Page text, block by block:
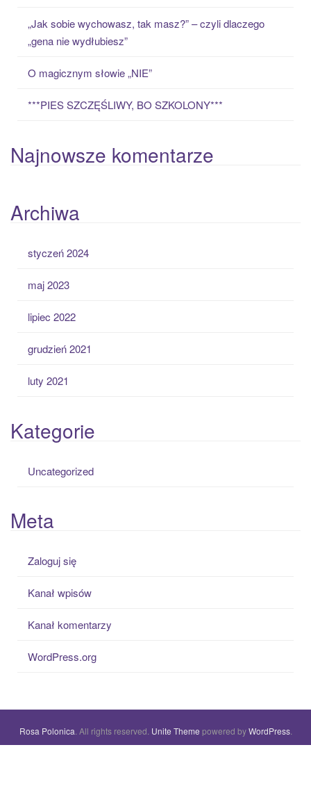
„Jak sobie wychowasz, tak masz?” – czyli dlaczego
„gena nie wydłubiesz”
O magicznym słowie „NIE”
***PIES SZCZĘŚLIWY, BO SZKOLONY***
Najnowsze komentarze
Archiwa
styczeń 2024
maj 2023
lipiec 2022
grudzień 2021
luty 2021
Kategorie
Uncategorized
Meta
Zaloguj się
Kanał wpisów
Kanał komentarzy
WordPress.org
Rosa Polonica . All rights reserved. Unite Theme powered byWordPress.